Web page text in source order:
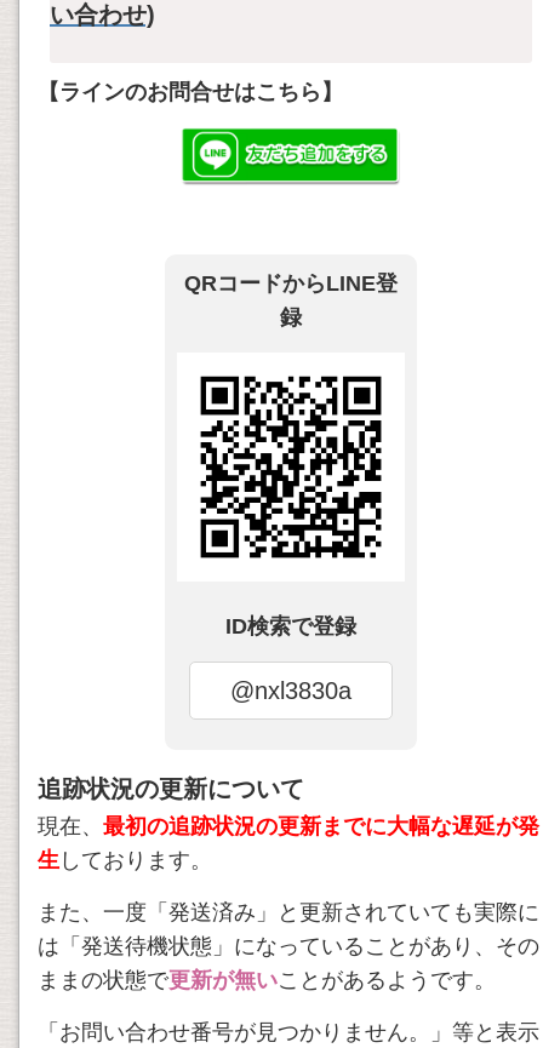
い合わせ)
【ラインのお問合せはこちら】
QRコードからLINE登
録
ID検索で登録
@nxl3830a
追跡状況の更新について
現在、 最初の追跡状況の更新までに大幅な遅延が発
生 しております。
また、一度「発送済み」と更新されていても実際に
は「発送待機状態」になっていることがあり、その
ままの状態で更新が無いことがあるようです。
「お問い合わせ番号が見つかりません。」等と表示